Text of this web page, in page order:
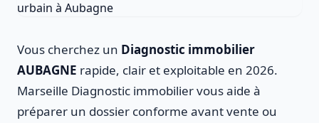
Vous cherchez un Diagnostic immobilier
AUBAGNE rapide, clair et exploitable en 2026.
Marseille Diagnostic immobilier vous aide à
préparer un dossier conforme avant vente ou